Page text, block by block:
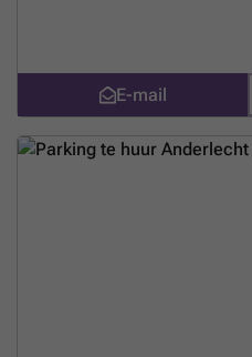
tramlijn 82 (halte Nationale
een eenvoudige oplossing voor
naar een plek op straat.
online! U kunt uw parkeerplaats
Meer weten?
E-mail